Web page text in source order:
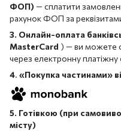
ФОП) — сплатити
рахунок ФОП за
3. Онлайн-оплата
MasterCard ) — ви можете
через електронну
4. «Покупка частинами»
5. Готівкою (при
місту)